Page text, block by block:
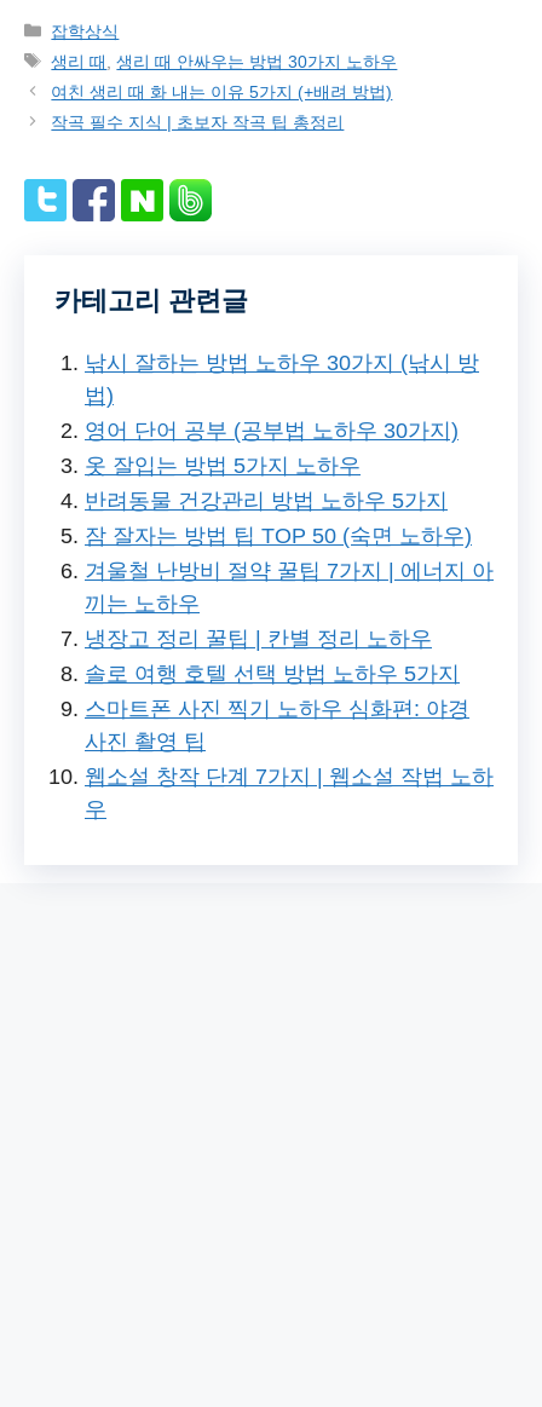
Categories
잡학상식
Tags
생리 때 ,생리 때 안싸우는 방법 30가지 노하우
여친 생리 때 화 내는 이유 5가지 (+배려 방법)
작곡 필수 지식 | 초보자 작곡 팁 총정리
카테고리 관련글
낚시 잘하는 방법 노하우 30가지 (낚시 방
법)
영어 단어 공부 (공부법 노하우 30가지)
옷 잘입는 방법 5가지 노하우
반려동물 건강관리 방법 노하우 5가지
잠 잘자는 방법 팁 TOP 50 (숙면 노하우)
겨울철 난방비 절약 꿀팁 7가지 | 에너지 아
끼는 노하우
냉장고 정리 꿀팁 | 칸별 정리 노하우
솔로 여행 호텔 선택 방법 노하우 5가지
스마트폰 사진 찍기 노하우 심화편: 야경
사진 촬영 팁
웹소설 창작 단계 7가지 | 웹소설 작법 노하
우